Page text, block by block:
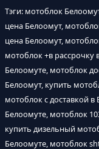
Тэги: мотоблок
цена Белоомут,
цена Белоомут,
мотоблок +в
Белоомуте, мотоблок
Белоомут, купить
мотоблок с доставкой
Белоомуте, мотоблок
купить дизельный
Белоомуте, мотоблок